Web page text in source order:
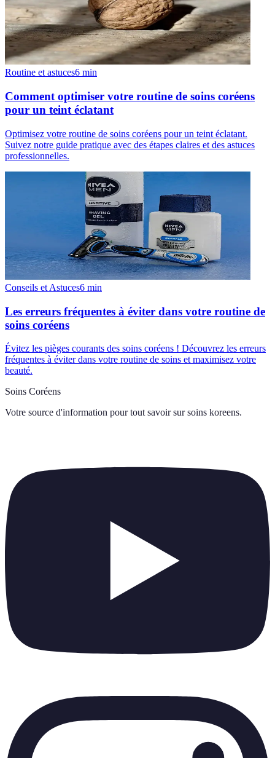
Routine et astuces6 min
Comment optimiser votre routine de soins coréens
pour un teint éclatant
Optimisez votre routine de soins coréens pour un teint éclatant.
Suivez notre guide pratique avec des étapes claires et des astuces
professionnelles.
Conseils et Astuces6 min
Les erreurs fréquentes à éviter dans votre routine de
soins coréens
Évitez les pièges courants des soins coréens ! Découvrez les erreurs
fréquentes à éviter dans votre routine de soins et maximisez votre
beauté.
Soins Coréens
Votre source d'information pour tout savoir sur soins koreens.